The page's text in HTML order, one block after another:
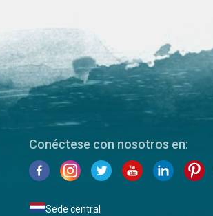
Conéctese con nosotros en:
Sede central